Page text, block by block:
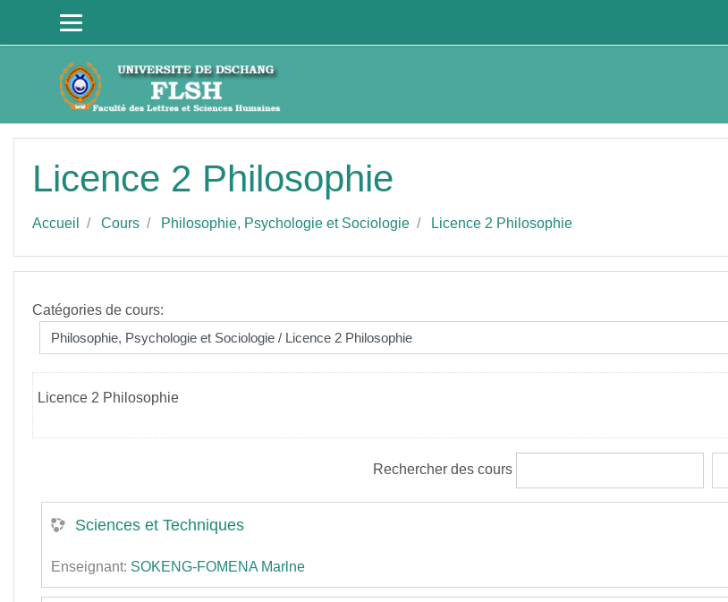
Licence 2 Philosophie
Accueil Cours Philosophie, Psychologie et Sociologie Licence 2 Philosophie
Catégories de cours:
Licence 2 Philosophie
Rechercher des cours
Sciences et Techniques
Enseignant: SOKENG-FOMENA Marlne